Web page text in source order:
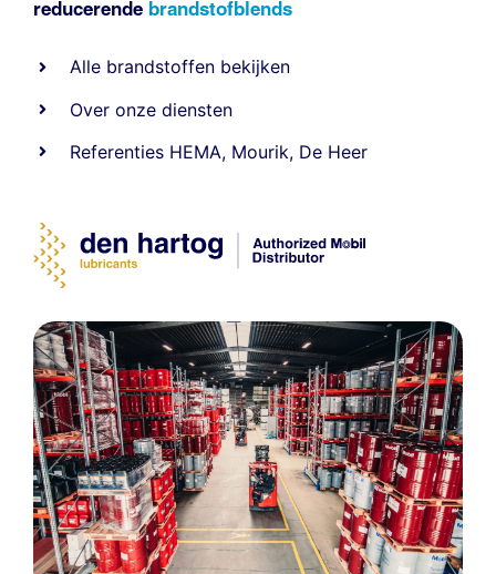
reducerende brandstofblends
Alle brandstoffen bekijken
Over onze diensten
Referenties HEMA, Mourik, De Heer